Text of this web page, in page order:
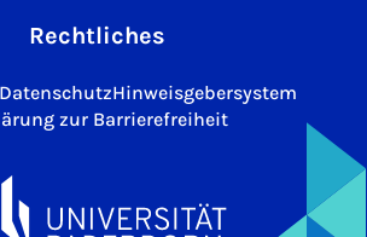
Rechtliches
DatenschutzHinweisgebersystem
zur Barrierefreiheit